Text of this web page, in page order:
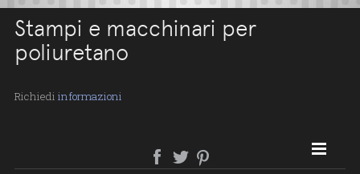
COMUNICAZIONE
CONTATTI
Stampi e macchinari per
poliuretano
Richiedi informazioni